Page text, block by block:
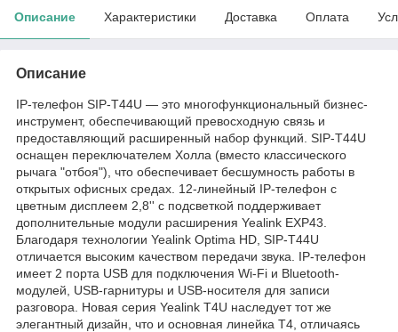
Описание Характеристики Доставка Оплата
Описание
IP-телефон SIP-T44U — это многофункциональный бизнес-
инструмент, обеспечивающий превосходную связь и
предоставляющий расширенный набор функций. SIP-T44U
оснащен переключателем Холла (вместо классического
рычага "отбоя"), что обеспечивает бесшумность работы в
открытых офисных средах. 12-линейный IP-телефон с
цветным дисплеем 2,8'' с подсветкой поддерживает
дополнительные модули расширения Yealink EXP43.
Благодаря технологии Yealink Optima HD, SIP-T44U
отличается высоким качеством передачи звука. IP-телефон
имеет 2 порта USB для подключения Wi-Fi и Bluetooth-
модулей, USB-гарнитуры и USB-носителя для записи
разговора. Новая серия Yealink T4U наследует тот же
элегантный дизайн, что и основная линейка T4, отличаясь